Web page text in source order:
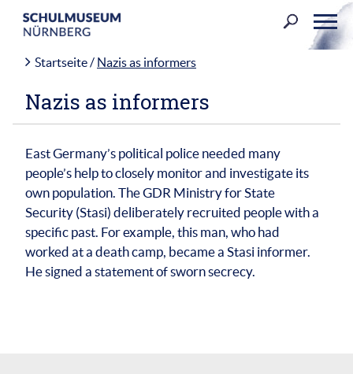
Startseite/ Nazis as informers
Nazis as informers
East Germany’s political police needed many
people’s help to closely monitor and investigate its
own population. The GDR Ministry for State
Security (Stasi) deliberately recruited people with a
specific past. For example, this man, who had
worked at a death camp, became a Stasi informer.
He signed a statement of sworn secrecy.